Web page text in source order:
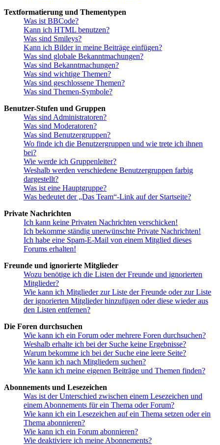
Textformatierung und Thementypen
Was ist BBCode?
Kann ich HTML benutzen?
Was sind Smileys?
Kann ich Bilder in meine Beiträge einfügen?
Was sind globale Bekanntmachungen?
Was sind Bekanntmachungen?
Was sind wichtige Themen?
Was sind geschlossene Themen?
Was sind Themen-Symbole?
Benutzer-Stufen und Gruppen
Was sind Administratoren?
Was sind Moderatoren?
Was sind Benutzergruppen?
Wo finde ich die Benutzergruppen und wie trete ich ihnen
bei?
Wie werde ich Gruppenleiter?
Weshalb werden verschiedene Benutzergruppen farbig
dargestellt?
Was ist eine Hauptgruppe?
Was bedeutet der „Das Team“-Link auf der Startseite?
Private Nachrichten
Ich kann keine Privaten Nachrichten verschicken!
Ich bekomme ständig unerwünschte Private Nachrichten!
Ich habe eine Spam-E-Mail von einem Mitglied dieses
Forums erhalten!
Freunde und ignorierte Mitglieder
Wozu benötige ich die Listen der Freunde und ignorierten
Mitglieder?
Wie kann ich Mitglieder zur Liste der Freunde oder zur Liste
der ignorierten Mitglieder hinzufügen oder diese wieder aus
den Listen entfernen?
Die Foren durchsuchen
Wie kann ich ein Forum oder mehrere Foren durchsuchen?
Weshalb erhalte ich bei der Suche keine Ergebnisse?
Warum bekomme ich bei der Suche eine leere Seite?
Wie kann ich nach Mitgliedern suchen?
Wie kann ich meine eigenen Beiträge und Themen finden?
Abonnements und Lesezeichen
Was ist der Unterschied zwischen einem Lesezeichen und
einem Abonnements für ein Thema oder Forum?
Wie kann ich ein Lesezeichen auf ein Thema setzen oder ein
Thema abonnieren?
Wie kann ich ein Forum abonnieren?
Wie deaktiviere ich meine Abonnements?